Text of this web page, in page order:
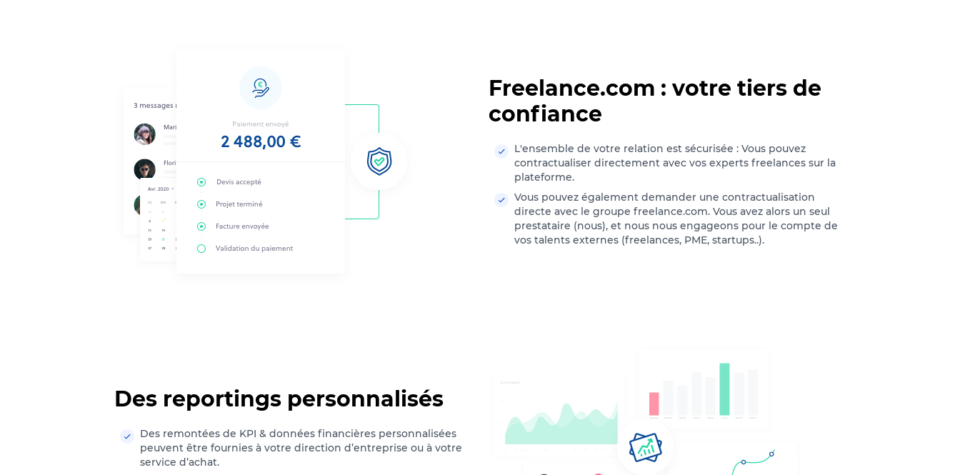
Freelance.com : votre tiers de
confiance
L'ensemble de votre relation est sécurisée : Vous pouvez
contractualiser directement avec vos experts freelances sur la
plateforme.
Vous pouvez également demander une contractualisation
directe avec le groupe freelance.com. Vous avez alors un seul
prestataire (nous), et nous nous engageons pour le compte de
vos talents externes (freelances, PME, startups..).
Des reportings personnalisés
Des remontées de KPI & données financières personnalisées
peuvent être fournies à votre direction d’entreprise ou à votre
service d’achat.